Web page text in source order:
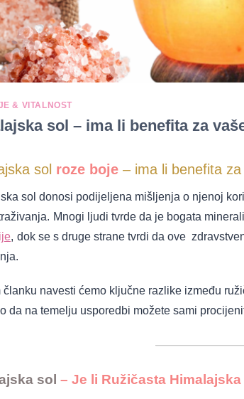
& VITALNOST
sol – ima li benefita za
sol roze boje – ima li benefita
sol donosi podijeljena mišljenja o njenoj
Mnogi ljudi tvrde da je bogata
, dok se s druge strane tvrdi da ove
članku navesti ćemo ključne razlike između
da na temelju usporedbi možete sami
sol – Je li Ružičasta